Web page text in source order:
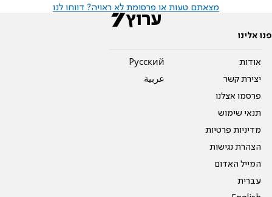
מצאתם טעות או פרסומת לא ראויה? דווחו לנו
פנו אלינו
אודות
יצירת קשר
פרסמו אצלנו
תנאי שימוש
מדיניות פרטיות
הצהרת נגישות
המייל האדום
עברית
Pусский
عربية